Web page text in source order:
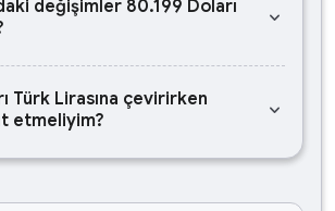
değişimler 80.199 Doları
keyboard_arrow_down
Türk Lirasına çevirirken
etmeliyim?
keyboard_arrow_down